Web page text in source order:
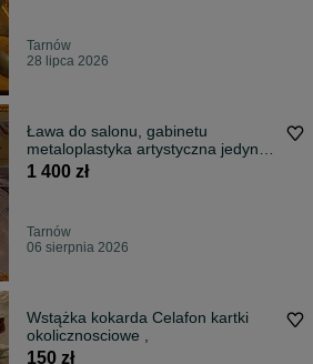
Tarnów
28 lipca 2026
Ława do salonu, gabinetu
metaloplastyka artystyczna jedyna
taka.
1 400 zł
Tarnów
06 sierpnia 2026
Wstążka kokarda Celafon kartki
okolicznosciowe ,
150 zł